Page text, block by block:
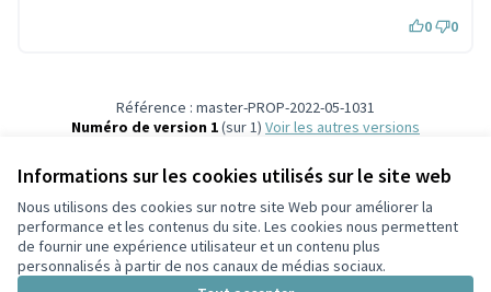
Informations sur les cookies utilisés sur le site web
Nous utilisons des cookies sur notre site Web pour améliorer la
performance et les contenus du site. Les cookies nous permettent
de fournir une expérience utilisateur et un contenu plus
personnalisés à partir de nos canaux de médias sociaux.
0 0
Référence : master-PROP-2022-05-1031
Numéro de version 1(sur 1)
voir les autres versions
Conditions d'utilisation
Paramètres des cookies
Participez Villeurbanne sur X
(Lien externe)
Participez Villeurbanne sur Facebook
Participez Villeurbanne sur Instagram
Participez Villeurbanne sur YouTube
(Lien externe)